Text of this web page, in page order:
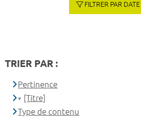
FILTRER PAR DATE
TRIER PAR :
Pertinence
[Titre]
Type de contenu